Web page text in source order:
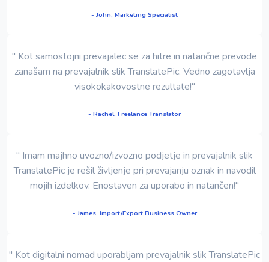
- John, Marketing Specialist
" Kot samostojni prevajalec se za hitre in natančne prevode
zanašam na prevajalnik slik TranslatePic. Vedno zagotavlja
visokokakovostne rezultate!"
- Rachel, Freelance Translator
" Imam majhno uvozno/izvozno podjetje in prevajalnik slik
TranslatePic je rešil življenje pri prevajanju oznak in navodil
mojih izdelkov. Enostaven za uporabo in natančen!"
- James, Import/Export Business Owner
" Kot digitalni nomad uporabljam prevajalnik slik TranslatePic